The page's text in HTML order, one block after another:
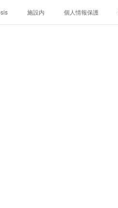
施設内 個人情報保護